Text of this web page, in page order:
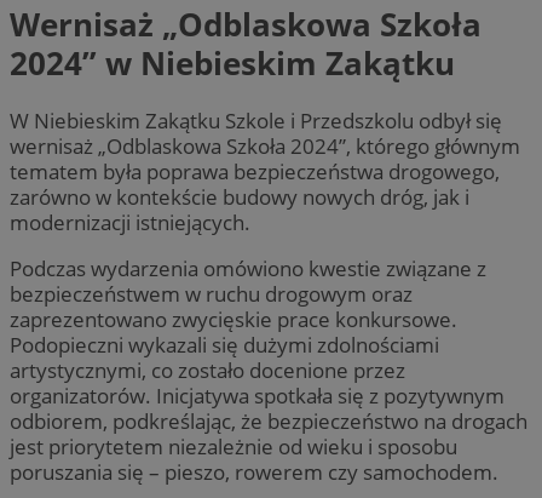
Wernisaż „Odblaskowa Szkoła
2024” w Niebieskim Zakątku
W Niebieskim Zakątku Szkole i Przedszkolu odbył się
wernisaż „Odblaskowa Szkoła 2024”, którego głównym
tematem była poprawa bezpieczeństwa drogowego,
zarówno w kontekście budowy nowych dróg, jak i
modernizacji istniejących.
Podczas wydarzenia omówiono kwestie związane z
bezpieczeństwem w ruchu drogowym oraz
zaprezentowano zwycięskie prace konkursowe.
Podopieczni wykazali się dużymi zdolnościami
artystycznymi, co zostało docenione przez
organizatorów. Inicjatywa spotkała się z pozytywnym
odbiorem, podkreślając, że bezpieczeństwo na drogach
jest priorytetem niezależnie od wieku i sposobu
poruszania się – pieszo, rowerem czy samochodem.